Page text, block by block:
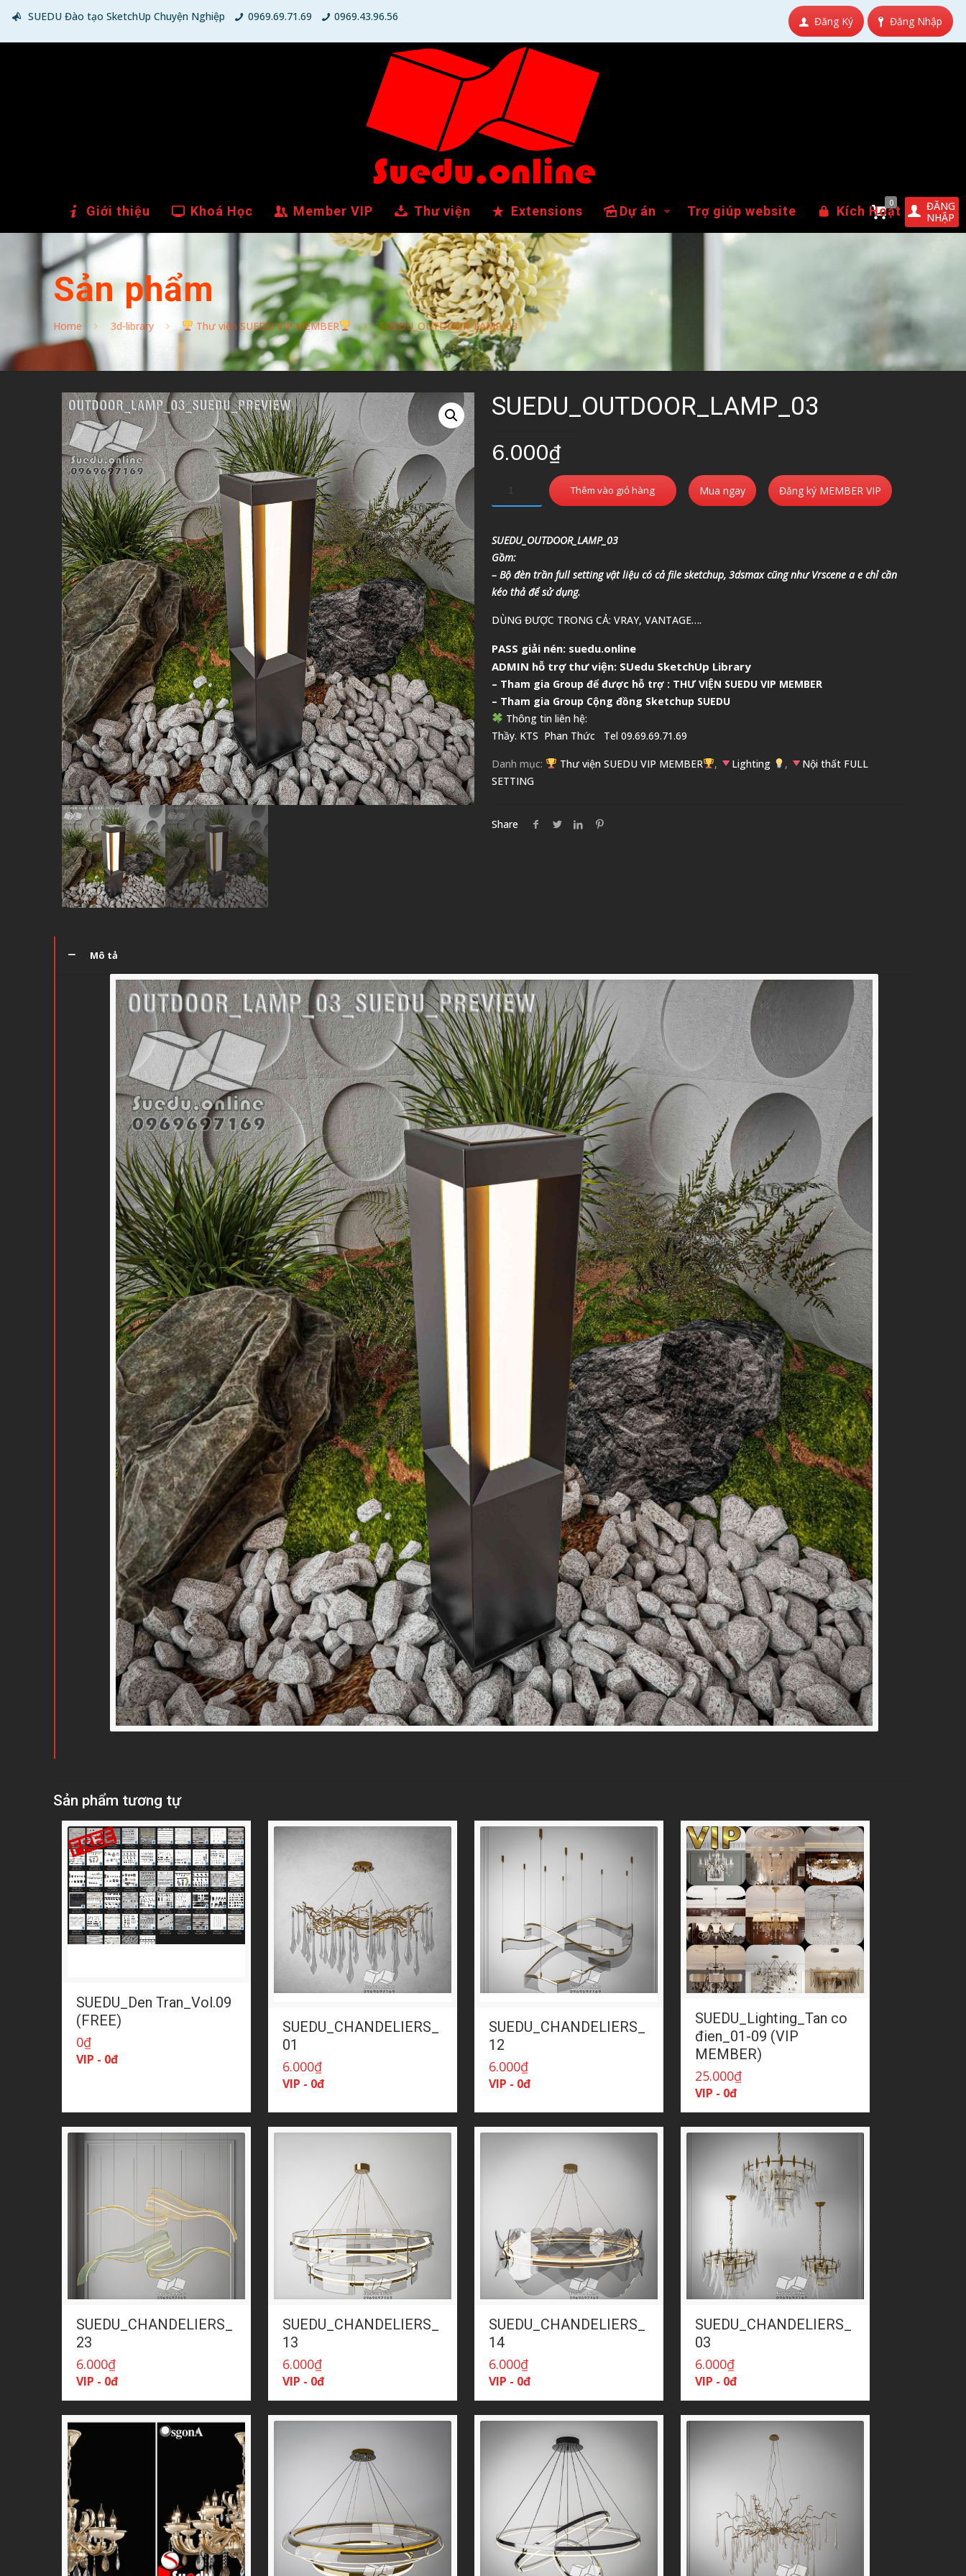
SUEDU Đào tạo SketchUp Chuyện Nghiệp 0969.69.71.69 0969.43.96.56 Đăng Nhập
Đăng Ký
Giới thiệu Khoá Học Member VIP Thư viện Extensions Dự án Trợ giúp website Kích Hoạt
0
ĐĂNG
NHẬP
Sản phẩm
Home 3d-library Thư viện SUEDU VIP MEMBER SUEDU_OUTDOOR_LAMP_03
SUEDU_OUTDOOR_LAMP_03
6.000₫
Thêm vào giỏ hàng Mua ngay Đăng ký MEMBER VIP
SUEDU_OUTDOOR_LAMP_03
Gồm:
– Bộ đèn trần full setting vật liệu có cả file sketchup, 3dsmax cũng như Vrscene a e chỉ cần
kéo thả để sử dụng.
DÙNG ĐƯỢC TRONG CẢ: VRAY, VANTAGE….
PASS giải nén: suedu.online
ADMIN hỗ trợ thư viện: SUedu SketchUp Library
– Tham gia Group để được hỗ trợ : THƯ VIỆN SUEDU VIP MEMBER
– Tham gia Group Cộng đồng Sketchup SUEDU
Thông tin liên hệ:
Thầy. KTS Phan ThứcTel 09.69.69.71.69
Danh mục: Thư viện SUEDU VIP MEMBER , Lighting ,
Nội thất FULL
SETTING
Share
Mô tả
Sản phẩm tương tự
SUEDU_Den Tran_Vol.09
(FREE)
0₫
VIP - 0đ
SUEDU_CHANDELIERS_
01
6.000₫
VIP - 0đ
SUEDU_CHANDELIERS_
12
6.000₫
VIP - 0đ
SUEDU_Lighting_Tan co
đien_01-09 (VIP
MEMBER)
25.000₫
VIP - 0đ
SUEDU_CHANDELIERS_
23
6.000₫
VIP - 0đ
SUEDU_CHANDELIERS_
13
6.000₫
VIP - 0đ
SUEDU_CHANDELIERS_
14
6.000₫
VIP - 0đ
SUEDU_CHANDELIERS_
03
6.000₫
VIP - 0đ